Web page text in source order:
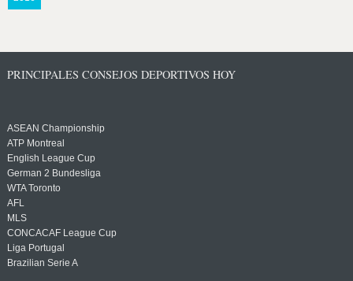
PRINCIPALES CONSEJOS DEPORTIVOS HOY
ASEAN Championship
ATP Montreal
English League Cup
German 2 Bundesliga
WTA Toronto
AFL
MLS
CONCACAF League Cup
Liga Portugal
Brazilian Serie A